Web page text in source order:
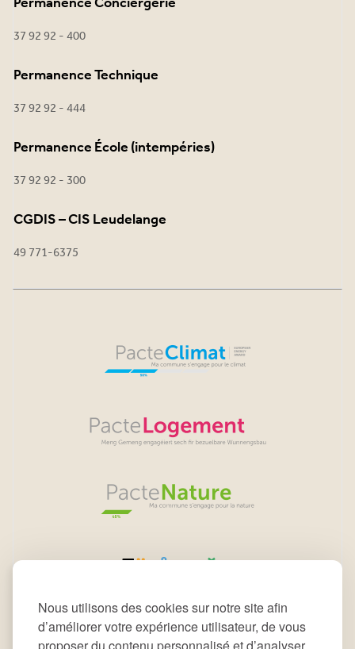
Nous utilisons des cookies sur notre site afin
d’améliorer votre expérience utilisateur, de vous
37 92 92 - 400
Permanence Technique
37 92 92 - 444
Permanence École (intempéries)
37 92 92 - 300
CGDIS – CIS Leudelange
49 771-6375